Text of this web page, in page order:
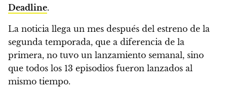
Deadline.
La noticia llega un mes después del estreno de la
segunda temporada, que a diferencia de la
primera, no tuvo un lanzamiento semanal, sino
que todos los 13 episodios fueron lanzados al
mismo tiempo.